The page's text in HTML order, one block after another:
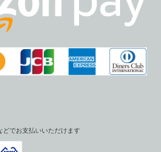
どでお支払いいただけます